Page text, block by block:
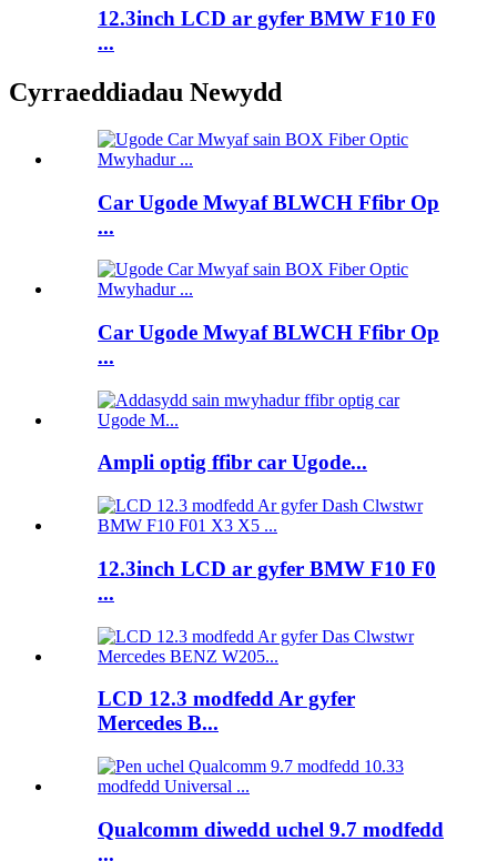
12.3inch LCD ar gyfer BMW F10 F0
...
Cyrraeddiadau Newydd
Car Ugode Mwyaf BLWCH Ffibr Op
...
Car Ugode Mwyaf BLWCH Ffibr Op
...
Ampli optig ffibr car Ugode...
12.3inch LCD ar gyfer BMW F10 F0
...
LCD 12.3 modfedd Ar gyfer
Mercedes B...
Qualcomm diwedd uchel 9.7 modfedd
...